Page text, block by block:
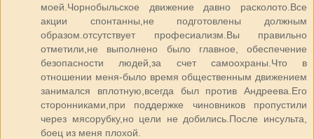
моей.Чорнобыльское движение давно расколото.Все
акции спонтанны,не подготовлены должным
образом.отсутствует професиализм.Вы правильно
отметили,не выполнено было главное, обеспечение
безопасности людей,за счет самоохраны.Что в
отношении меня-было время общественным движением
занимался вплотную,всегда был против Андреева.Его
сторонниками,при поддержке чиновников пропустили
через мясорубку,но цели не добились.После инсульта,
боец из меня плохой.